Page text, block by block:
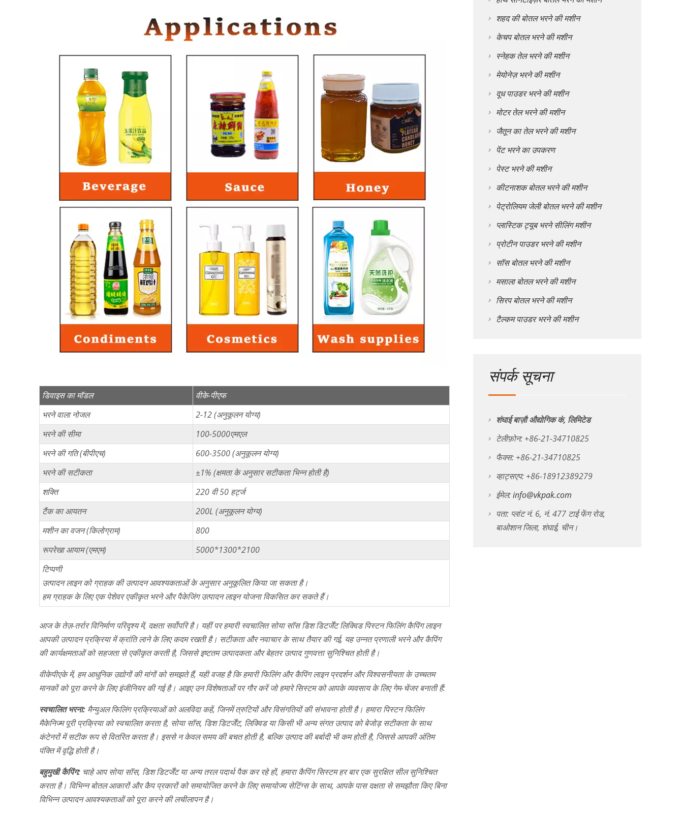
डिवाइस का मॉडल
वीके-पीएफ
भरने वाला नोजल
2-12 (अनुकूलन योग्य)
भरने की सीमा
100-5000एमएल
भरने की गति (बीपीएच)
600-3500 (अनुकूलन योग्य)
भरने की सटीकता
±1% (क्षमता के अनुसार सटीकता भिन्न होती है)
शक्ति
220 वी 50 हर्ट्ज
टैंक का आयतन
200L (अनुकूलन योग्य)
मशीन का वजन (किलोग्राम)
800
रूपरेखा आयाम (एमएम)
5000*1300*2100
टिप्पणी
उत्पादन लाइन को ग्राहक की उत्पादन आवश्यकताओं के अनुसार अनुकूलित किया जा सकता है।
हम ग्राहक के लिए एक पेशेवर एकीकृत भरने और पैकेजिंग उत्पादन लाइन योजना विकसित कर सकते हैं।
आज के तेज़-तर्रार विनिर्माण परिदृश्य में, दक्षता सर्वोपरि है। यहीं पर हमारी स्वचालित सोया सॉस डिश डिटर्जेंट लिक्विड पिस्टन फिलिंग कैपिंग लाइन
आपकी उत्पादन प्रक्रिया में क्रांति लाने के लिए कदम रखती है। सटीकता और नवाचार के साथ तैयार की गई, यह उन्नत प्रणाली भरने और कैपिंग
की कार्यक्षमताओं को सहजता से एकीकृत करती है, जिससे इष्टतम उत्पादकता और बेहतर उत्पाद गुणवत्ता सुनिश्चित होती है।
वीकेपीएके में, हम आधुनिक उद्योगों की मांगों को समझते हैं, यही वजह है कि हमारी फिलिंग और कैपिंग लाइन प्रदर्शन और विश्वसनीयता के उच्चतम
मानकों को पूरा करने के लिए इंजीनियर की गई है। आइए उन विशेषताओं पर गौर करें जो हमारे सिस्टम को आपके व्यवसाय के लिए गेम-चेंजर बनाती हैं:
स्वचालित भरना: मैन्युअल फिलिंग प्रक्रियाओं को अलविदा कहें, जिनमें त्रुटियों और विसंगतियों की संभावना होती है। हमारा पिस्टन फिलिंग
मैकेनिज्म पूरी प्रक्रिया को स्वचालित करता है, सोया सॉस, डिश डिटर्जेंट, लिक्विड या किसी भी अन्य संगत उत्पाद को बेजोड़ सटीकता के साथ
कंटेनरों में सटीक रूप से वितरित करता है। इससे न केवल समय की बचत होती है, बल्कि उत्पाद की बर्बादी भी कम होती है, जिससे आपकी अंतिम
पंक्ति में वृद्धि होती है।
बहुमुखी कैपिंग: चाहे आप सोया सॉस, डिश डिटर्जेंट या अन्य तरल पदार्थ पैक कर रहे हों, हमारा कैपिंग सिस्टम हर बार एक सुरक्षित सील सुनिश्चित
करता है। विभिन्न बोतल आकारों और कैप प्रकारों को समायोजित करने के लिए समायोज्य सेटिंग्स के साथ, आपके पास दक्षता से समझौता किए बिना
विभिन्न उत्पादन आवश्यकताओं को पूरा करने की लचीलापन है।
शहद की बोतल भरने की मशीन
केचप बोतल भरने की मशीन
स्नेहक तेल भरने की मशीन
मेयोनेज़ भरने की मशीन
दूध पाउडर भरने की मशीन
मोटर तेल भरने की मशीन
जैतून का तेल भरने की मशीन
पेंट भरने का उपकरण
पेस्ट भरने की मशीन
कीटनाशक बोतल भरने की मशीन
पेट्रोलियम जेली बोतल भरने की मशीन
प्लास्टिक ट्यूब भरने सीलिंग मशीन
प्रोटीन पाउडर भरने की मशीन
सॉस बोतल भरने की मशीन
मसाला बोतल भरने की मशीन
सिरप बोतल भरने की मशीन
टैल्कम पाउडर भरने की मशीन
संपर्क सूचना
शंघाई बाज़ौ औद्योगिक कं, लिमिटेड
टेलीफ़ोन: +86-21-34710825
फैक्स: +86-21-34710825
व्हाट्सएप: +86-18912389279
ईमेल:info@vkpak.com
पता: प्लांट नं. 6, नं. 477 टाई फेंग रोड,
बाओशान जिला, शंघाई, चीन।